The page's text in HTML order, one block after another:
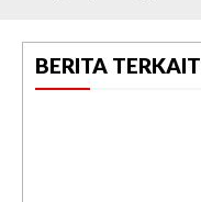
BERITA TERKAIT